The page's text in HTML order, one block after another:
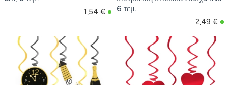
1,54 €
6 τεμ.
2,49 €